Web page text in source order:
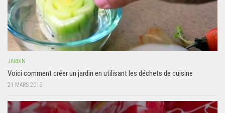
JARDIN
Voici comment créer un jardin en utilisant les déchets de cuisine
21 MARS 2016